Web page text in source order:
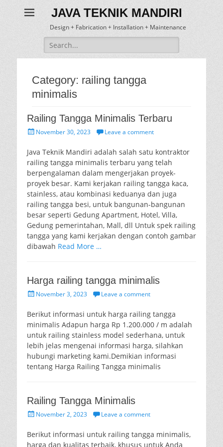
JAVA TEKNIK MANDIRI
Design + Fabrication + Installation + Maintenance
Search
for:
Category: railing tangga
minimalis
Railing Tangga Minimalis Terbaru
PostedNovember 30, 2023 Leave a comment
Java Teknik Mandiri adalah salah satu kontraktor
railing tangga minimalis terbaru yang telah
berpengalaman dalam mengerjakan proyek-
proyek besar. Kami kerjakan railing tangga kaca,
stainless, atau kombinasi keduanya dan juga
railing tangga besi, untuk bangunan-bangunan
besar seperti Gedung Apartment, Hotel, Villa,
Gedung pemerintahan, Mall, dll Untuk spek railing
tangga yang kami kerjakan dengan contoh gambar
dibawah Read More …
Harga railing tangga minimalis
PostedNovember 3, 2023 Leave a comment
Berikut informasi untuk harga railing tangga
minimalis Adapun harga Rp 1.200.000 / m adalah
untuk railing stainless model sederhana, untuk
lebih jelas mengenai informasi harga, silahkan
hubungi marketing kami.Demikian informasi
tentang Harga Railing Tangga minimalis
Railing Tangga Minimalis
PostedNovember 2, 2023 Leave a comment
Berikut informasi untuk railing tangga minimalis,
harga dan kualitas terbaik, khusus untuk Anda